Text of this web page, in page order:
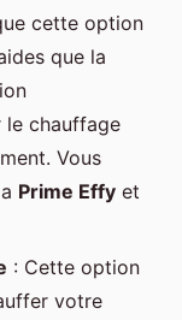
cette option
que la
le chauffage
Vous
Prime Effy et
: Cette option
votre